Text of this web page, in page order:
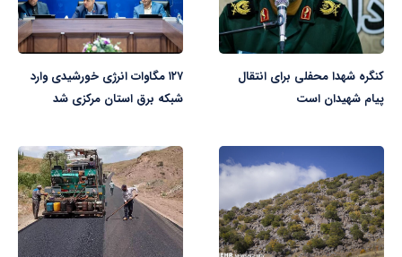
کنگره شهدا محفلی برای انتقال
پیام شهیدان است
۱۲۷ مگاوات انرژی خورشیدی وارد
شبکه برق استان مرکزی شد